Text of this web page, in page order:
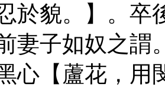
於貌。】。卒
妻子如奴之
心【蘆花，用